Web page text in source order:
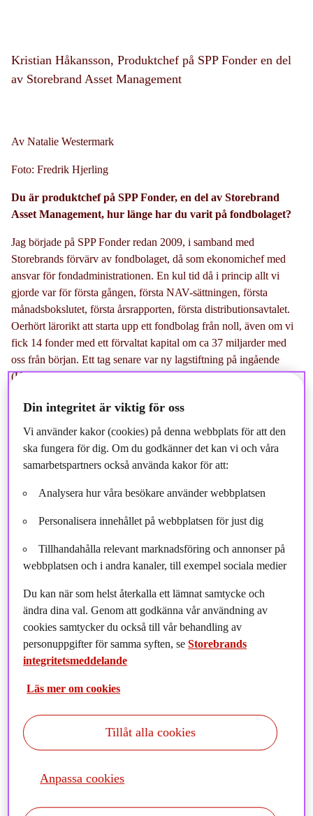
Kristian Håkansson, Produktchef på SPP Fonder en del
av Storebrand Asset Management
Av Natalie Westermark
Foto: Fredrik Hjerling
Du är produktchef på SPP Fonder, en del av Storebrand
Asset Management, hur länge har du varit på fondbolaget?
Jag började på SPP Fonder redan 2009, i samband med
Storebrands förvärv av fondbolaget, då som ekonomichef med
ansvar för fondadministrationen. En kul tid då i princip allt vi
gjorde var för första gången, första NAV-sättningen, första
månadsbokslutet, första årsrapporten, första distributionsavtalet.
Oerhört lärorikt att starta upp ett fondbolag från noll, även om vi
fick 14 fonder med ett förvaltat kapital om ca 37 miljarder med
oss från början. Ett tag senare var ny lagstiftning på ingående
(UCITS IV) och i samband med ett VD-byte då jag redan
Compliance Officer. Efter fem år i den rollen så tog jag över som
produktchef. Kul att man kan ha tre helt olika roller i ett bolag
som är relativt litet sett till personalstyrkan. Det ger ju också en
kunskapsbredd som är väldigt värdefull och en väldigt kul resa att
antalet mot när vi startade. Jag tycker nu att vi har en bra
blandning av fonder, och egentligen ett utbud som de allra flesta
sätta ihop en fondportfölj. Oavsett om det rör sig om
professionella institutionella investerare med allokeringsuppdrag
mellan eller privatpersoner som vill ha en enkel lösning för sin
tjänstepension.
petar i det mesta, haha, men om man skall spetsa till det lite så
ansvarar jag och teamet för allt legalt material som rör fonderna,
övergripande ansvar för fondernas löpande förvaltning. Vi
regelverk som kommer i en strid ström, vilket gör att man alltid
Din integritet är viktig för oss
Vi använder kakor (cookies) på denna webbplats för att den
ska fungera för dig. Om du godkänner det kan vi och våra
samarbetspartners också använda kakor för att:
Analysera hur våra besökare använder webbplatsen
Personalisera innehållet på webbplatsen för just dig
Tillhandahålla relevant marknadsföring och annonser på
webbplatsen och i andra kanaler, till exempel sociala medier
Du kan när som helst återkalla ett lämnat samtycke och
ändra dina val. Genom att godkänna vår användning av
cookies samtycker du också till vår behandling av
personuppgifter för samma syften, seStorebrands
integritetsmeddelande
Läs mer om cookies
Anpassa cookies
Tillåt alla cookies